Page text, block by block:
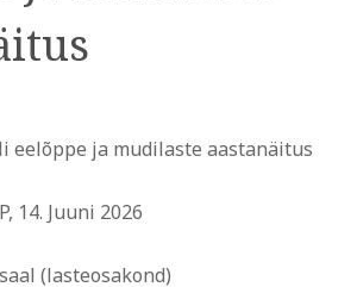
eelõppe ja mudilaste aastanäitus
P, 14. Juuni 2026
(lasteosakond)